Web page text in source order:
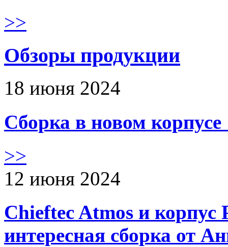
>>
Обзоры продукции
18 июня 2024
Сборка в новом
>>
12 июня 2024
Chieftec Atmos и корпус
интересная сборка от